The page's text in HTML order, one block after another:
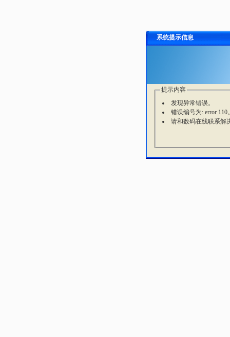
系统提示信息
提示内容
发现异常错误。
错误编号为: error 110
请和数码在线联系解